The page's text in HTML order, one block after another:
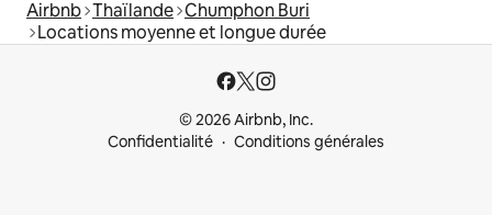
Airbnb Thaïlande Chumphon Buri
Locations moyenne et longue durée
© 2026 Airbnb, Inc.
Confidentialité
Conditions générales